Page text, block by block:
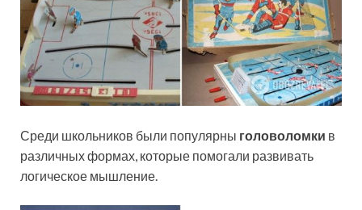
Среди школьников были популярны головоломки в
различных формах, которые помогали развивать
логическое мышление.